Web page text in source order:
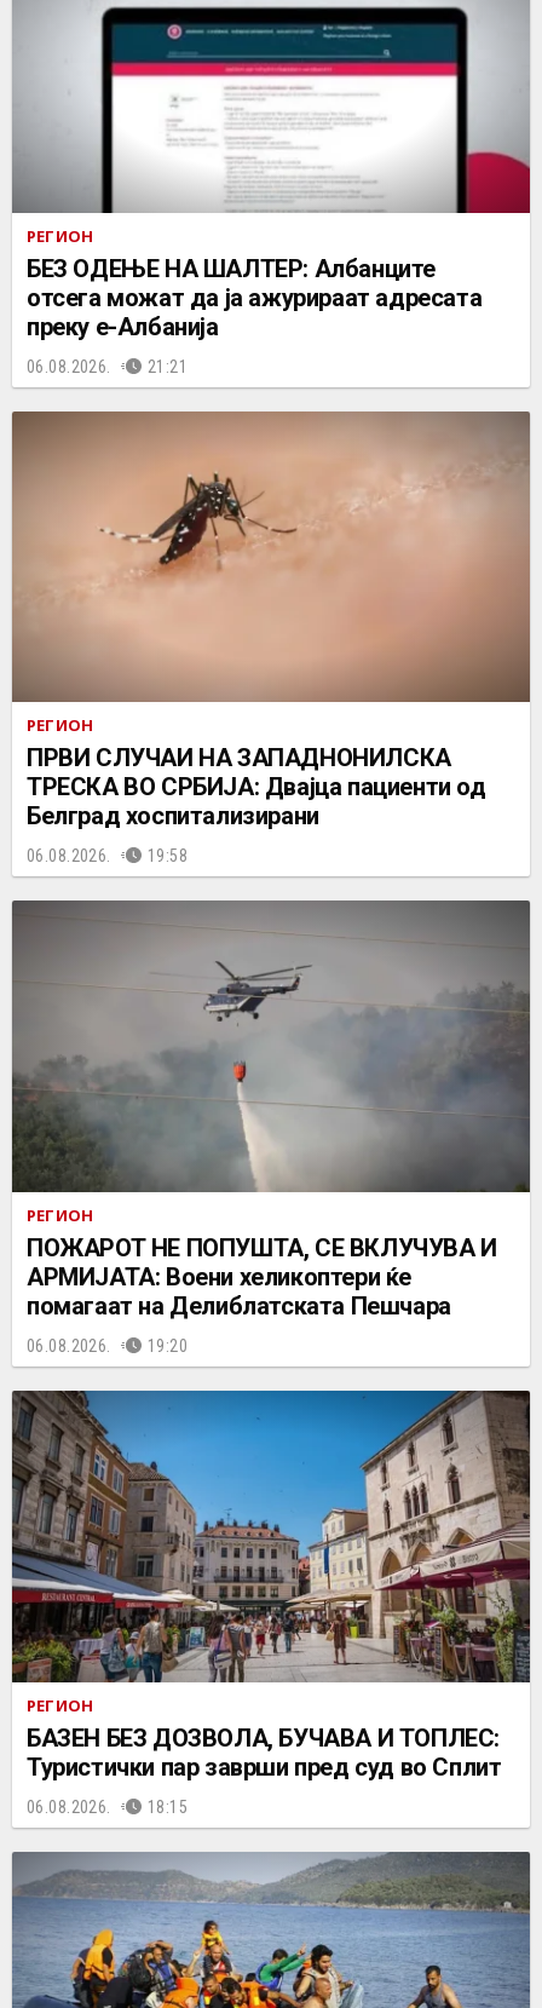
РЕГИОН
БЕЗ ОДЕЊЕ НА ШАЛТЕР: Албанците
отсега можат да ја ажурираат адресата
преку е-Албанија
06.08.2026. 21:21
РЕГИОН
ПРВИ СЛУЧАИ НА ЗАПАДНОНИЛСКА
ТРЕСКА ВО СРБИЈА: Двајца пациенти од
Белград хоспитализирани
06.08.2026. 19:58
РЕГИОН
ПОЖАРОТ НЕ ПОПУШТА, СЕ ВКЛУЧУВА И
АРМИЈАТА: Воени хеликоптери ќе
помагаат на Делиблатската Пешчара
06.08.2026. 19:20
РЕГИОН
БАЗЕН БЕЗ ДОЗВОЛА, БУЧАВА И ТОПЛЕС:
Туристички пар заврши пред суд во Сплит
06.08.2026. 18:15